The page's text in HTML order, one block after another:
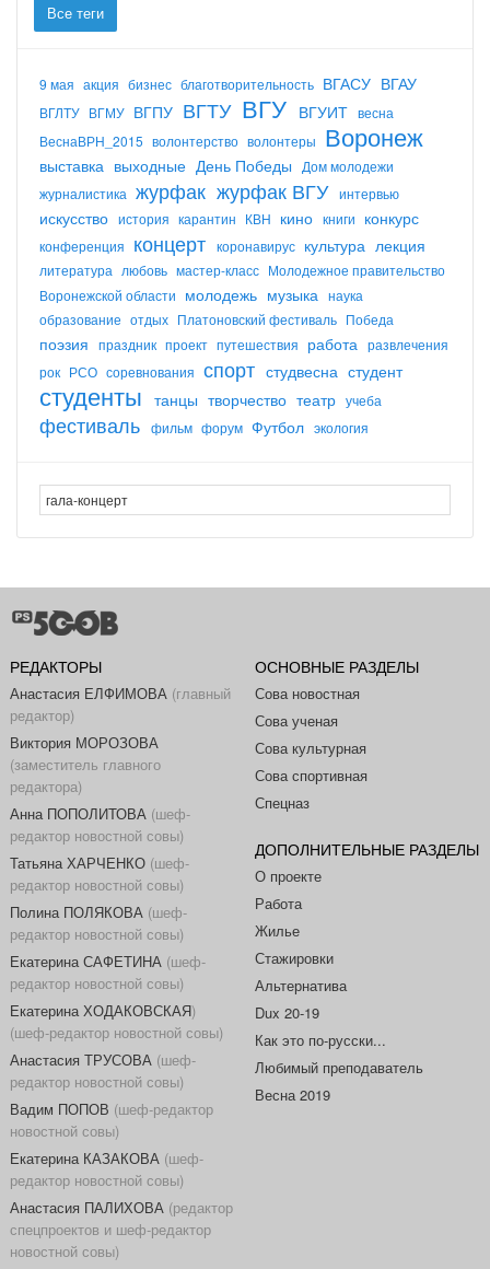
Все теги
9 мая акция бизнес благотворительность ВГАСУ ВГАУ
ВГЛТУ ВГМУ ВГПУ ВГТУ ВГУ ВГУИТ весна
ВеснаВРН_2015 волонтерство волонтеры Воронеж
выставка выходные День Победы
Дом молодежи
журналистика журфак журфак ВГУ интервью
искусство история карантин КВН кино книги конкурс
конференция концерт коронавирус культура лекция
литература любовь мастер-класс Молодежное правительство
Воронежской области молодежь музыка наука
образование отдых Платоновский фестиваль Победа
поэзия праздник проект путешествия работа развлечения
рок РСО соревнования спорт студвесна студент
студенты танцы творчество театр учеба
фестиваль фильм форум Футбол экология
РЕДАКТОРЫ
Анастасия ЕЛФИМОВА (главный
редактор)
Виктория МОРОЗОВА
(заместитель главного
редактора)
Анна ПОПОЛИТОВА (шеф-
редактор новостной совы)
Татьяна ХАРЧЕНКО(шеф-
редактор новостной совы)
Полина ПОЛЯКОВА (шеф-
редактор новостной совы)
Екатерина САФЕТИНА (шеф-
редактор новостной совы)
Екатерина ХОДАКОВСКАЯ)
(шеф-редактор новостной совы)
Анастасия ТРУСОВА (шеф-
редактор новостной совы)
Вадим ПОПОВ (шеф-редактор
новостной совы)
Екатерина КАЗАКОВА (шеф-
редактор новостной совы)
Анастасия ПАЛИХОВА (редактор
спецпроектов и шеф-редактор
новостной совы)
ОСНОВНЫЕ РАЗДЕЛЫ
Сова новостная
Сова ученая
Сова культурная
Сова спортивная
Спецназ
ДОПОЛНИТЕЛЬНЫЕ РАЗДЕЛЫ
О проекте
Работа
Жилье
Стажировки
Альтернатива
Dux 20-19
Как это по-русски...
Любимый преподаватель
Весна 2019